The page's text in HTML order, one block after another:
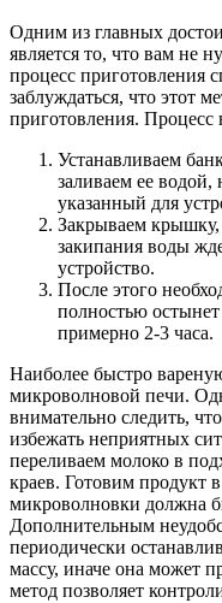
Одним из главных
является то, что вам не
процесс приготовления
заблуждаться, что этот
приготовления.
Устанавливаем
заливаем ее
указанный для
Закрываем крышку,
закипания воды
устройство.
После этого
полностью
примерно 2-3 часа.
Наиболее быстро
микроволновой печи.
внимательно следить,
избежать неприятных
переливаем молоко в
краев. Готовим продукт
микроволновки должна
Дополнительным
периодически
массу, иначе она может
метод позволяет